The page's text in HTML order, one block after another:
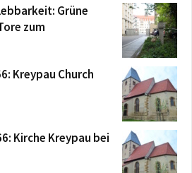
Grüne
zum
Kreypau Church
Kirche Kreypau bei